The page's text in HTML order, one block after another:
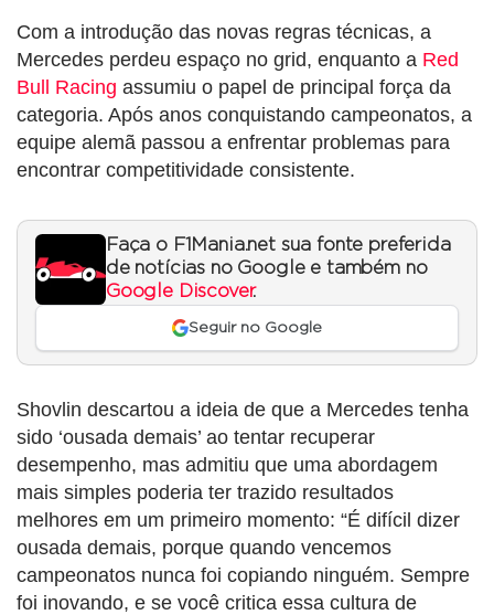
Com a introdução das novas regras técnicas, a
Mercedes perdeu espaço no grid, enquanto a Red
Bull Racing assumiu o papel de principal força da
categoria. Após anos conquistando campeonatos, a
equipe alemã passou a enfrentar problemas para
encontrar competitividade consistente.
Faça o F1Mania.net sua fonte preferida
de notícias no Google e também no
Google Discover.
Seguir no Google
Shovlin descartou a ideia de que a Mercedes tenha
sido ‘ousada demais’ ao tentar recuperar
desempenho, mas admitiu que uma abordagem
mais simples poderia ter trazido resultados
melhores em um primeiro momento: “É difícil dizer
ousada demais, porque quando vencemos
campeonatos nunca foi copiando ninguém. Sempre
foi inovando, e se você critica essa cultura de